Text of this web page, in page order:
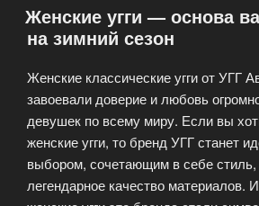
Женские угги — основа
на зимний сезон
Женские классические угги от УГГ
завоевали доверие и любовь
девушек по всему миру. Если вы
женские угги, то бренд УГГ станет
выбором, сочетающим в себе
легендарное качество материалов.